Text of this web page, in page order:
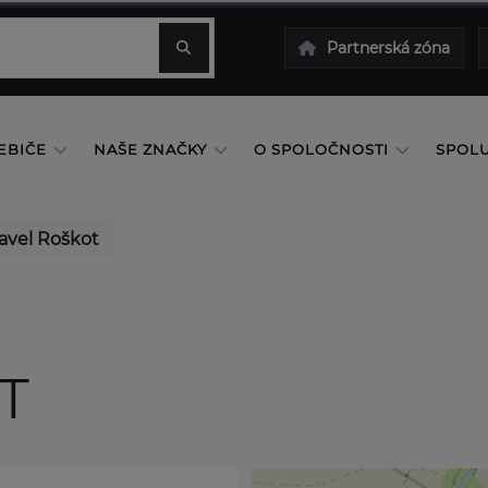
Partnerská zóna
NAŠE ZNAČKY O SPOLOČNOSTI
Roškot